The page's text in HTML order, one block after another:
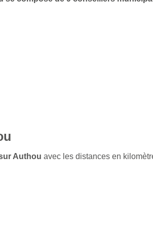
Authou avec les distances en